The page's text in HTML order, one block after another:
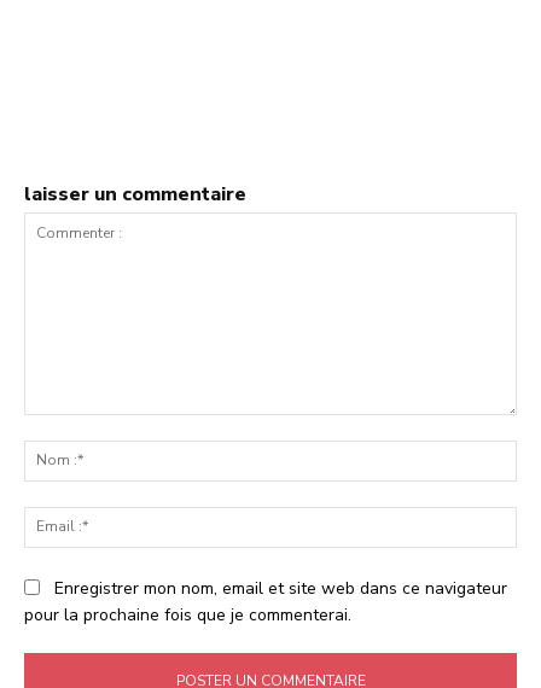
laisser un commentaire
:*
:*
Enregistrer mon nom, email et site web dans ce navigateur
pour la prochaine fois que je commenterai.